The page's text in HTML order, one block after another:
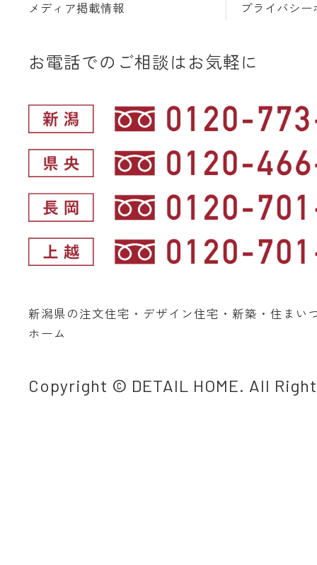
メディア掲載情報
プライバシー
お電話でのご相談はお気軽に
新潟県の注文住宅・デザイン住宅・新築・住まい
ホーム
Copyright © DETAIL HOME. All